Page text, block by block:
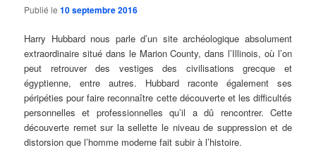
Publié le10 septembre 2016
Harry Hubbard nous parle d’un site archéologique absolument
extraordinaire situé dans le Marion County, dans l’Illinois, où l’on
peut retrouver des vestiges des civilisations grecque et
égyptienne, entre autres. Hubbard raconte également ses
péripéties pour faire reconnaître cette découverte et les difficultés
personnelles et professionnelles qu’il a dû rencontrer. Cette
découverte remet sur la sellette le niveau de suppression et de
distorsion que l’homme moderne fait subir à l’histoire.